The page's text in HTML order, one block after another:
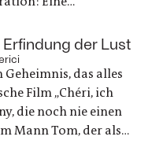
zu trauern und ein
Krise steckt - zwei
verschmelzen.
Erfindung der Lust
Geheimnis, das alles
Film „Chéri, ich
die noch nie einen
Mann Tom, der als